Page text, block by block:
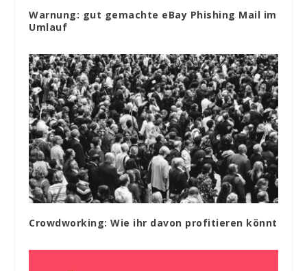
Warnung: gut gemachte eBay Phishing Mail im
Umlauf
Crowdworking: Wie ihr davon profitieren könnt